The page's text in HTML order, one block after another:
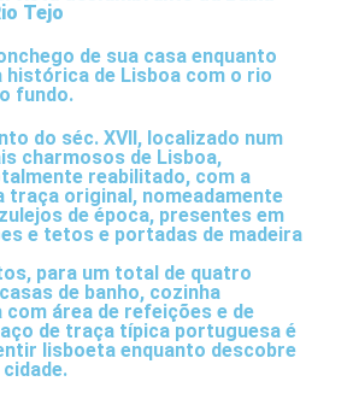
Tejo
de sua casa enquanto
histórica de Lisboa com o rio
fundo.
do séc. XVII, localizado num
charmosos de Lisboa,
reabilitado, com a
traça original, nomeadamente
de época, presentes em
e tetos e portadas de madeira
para um total de quatro
de banho, cozinha
com área de refeições e de
de traça típica portuguesa é
lisboeta enquanto descobre